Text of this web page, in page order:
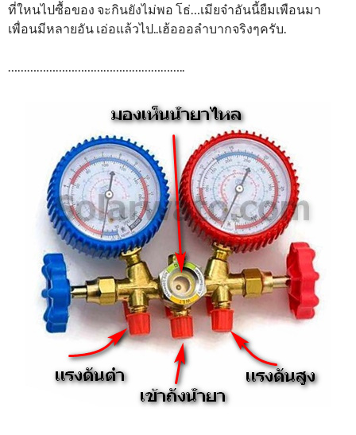
ที่ใหนไปซื้อของ จะกินยังไม่พอ โธ่…เมียจ๋าอันนี้ยืมเพือนมา
เพื่อนมีหลายอัน เอ่อแล้วไป..เฮ้อออลำบากจริงๆครับ.